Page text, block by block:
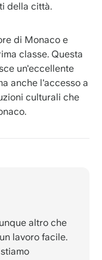
della città.
di Monaco e
classe. Questa
un'eccellente
anche l'accesso a
culturali che
altro che
lavoro facile.